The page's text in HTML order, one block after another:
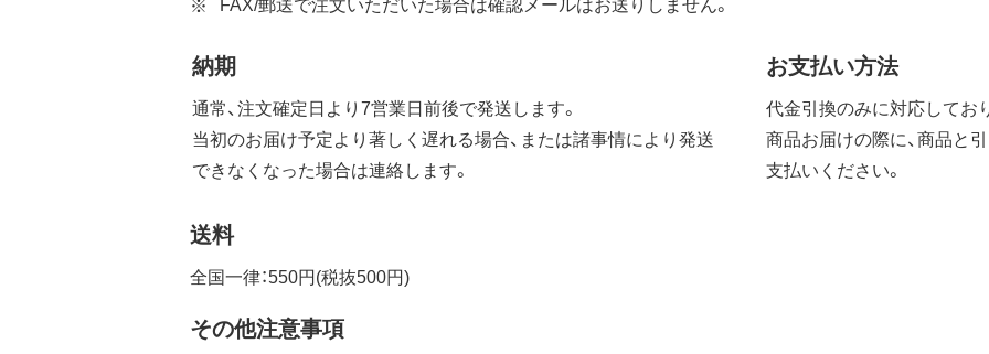
納期
通常、注文確定日より7営業日前後で発送します。
当初のお届け予定より著しく遅れる場合、または諸事情により発送
できなくなった場合は連絡します。
お支払い方法
代金引換のみに対応してお
商品お届けの際に、商品と
支払いください。
送料
全国一律：550円(税抜500円)
その他注意事項